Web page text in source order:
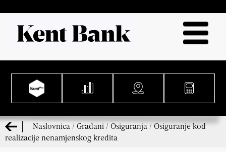
Naslovnica / Građani / Osiguranja / Osiguranje kod
realizacije nenamjenskog kredita